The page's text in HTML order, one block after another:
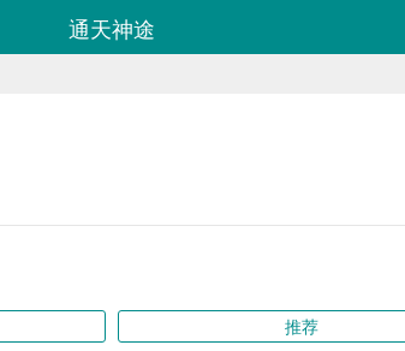
通天神途
推荐